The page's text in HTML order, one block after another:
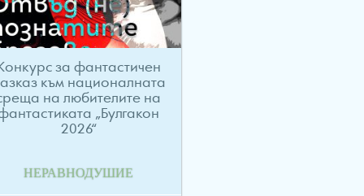
за фантастичен
към националната
на любителите на
„Булгакон
2026“
НЕРАВНОДУШИЕ